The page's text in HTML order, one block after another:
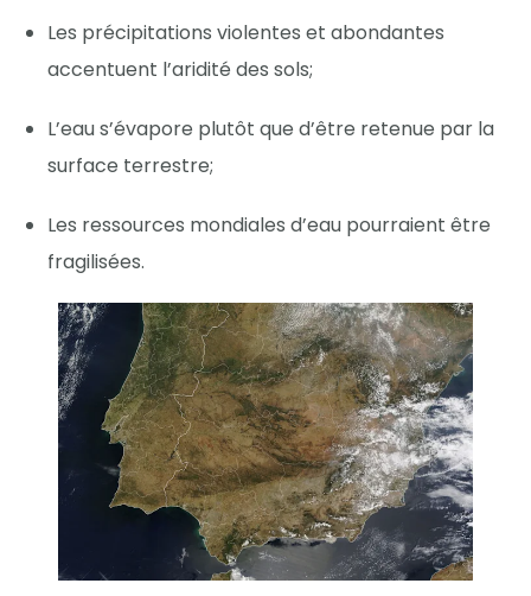
Les précipitations violentes et abondantes
accentuent l’aridité des sols;
L’eau s’évapore plutôt que d’être retenue par la
surface terrestre;
Les ressources mondiales d’eau pourraient être
fragilisées.